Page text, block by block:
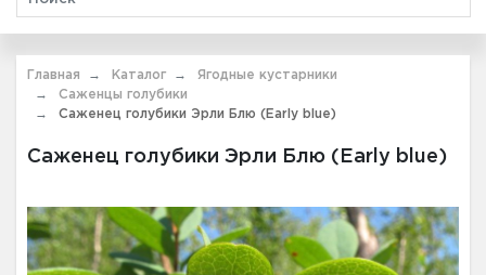
Главная Каталог
Ягодные кустарники
Саженцы голубики
Саженец голубики Эрли Блю (Early blue)
Саженец голубики Эрли Блю (Early blue)